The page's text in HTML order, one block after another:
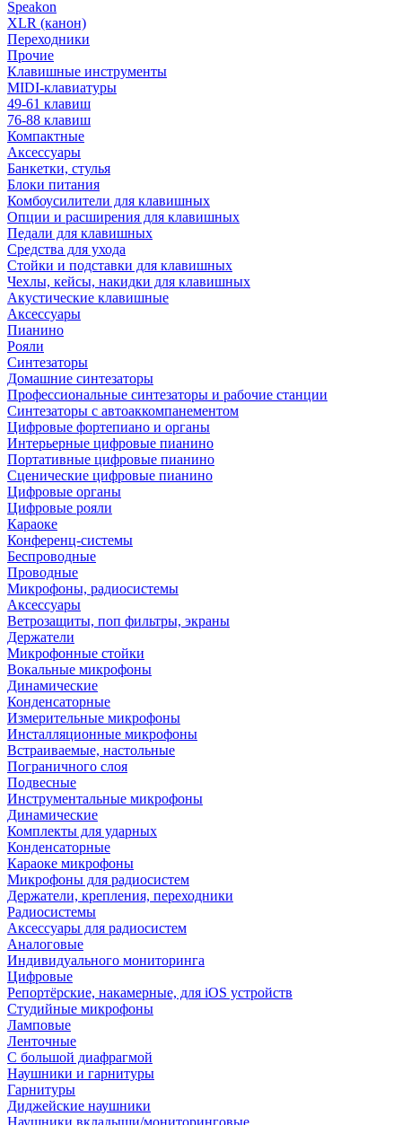
Speakon
XLR (канон)
Переходники
Прочие
Клавишные инструменты
MIDI-клавиатуры
49-61 клавиш
76-88 клавиш
Компактные
Аксессуары
Банкетки, стулья
Блоки питания
Комбоусилители для клавишных
Опции и расширения для клавишных
Педали для клавишных
Средства для ухода
Стойки и подставки для клавишных
Чехлы, кейсы, накидки для клавишных
Акустические клавишные
Аксессуары
Пианино
Рояли
Синтезаторы
Домашние синтезаторы
Профессиональные синтезаторы и рабочие станции
Синтезаторы с автоаккомпанементом
Цифровые фортепиано и органы
Интерьерные цифровые пианино
Портативные цифровые пианино
Сценические цифровые пианино
Цифровые органы
Цифровые рояли
Караоке
Конференц-системы
Беспроводные
Проводные
Микрофоны, радиосистемы
Аксессуары
Ветрозащиты, поп фильтры, экраны
Держатели
Микрофонные стойки
Вокальные микрофоны
Динамические
Конденсаторные
Измерительные микрофоны
Инсталляционные микрофоны
Встраиваемые, настольные
Пограничного слоя
Подвесные
Инструментальные микрофоны
Динамические
Комплекты для ударных
Конденсаторные
Караоке микрофоны
Микрофоны для радиосистем
Держатели, крепления, переходники
Радиосистемы
Аксессуары для радиосистем
Аналоговые
Индивидуального мониторинга
Цифровые
Репортёрские, накамерные, для iOS устройств
Студийные микрофоны
Ламповые
Ленточные
С большой диафрагмой
Наушники и гарнитуры
Гарнитуры
Диджейские наушники
Наушники вкладыши/мониторинговые